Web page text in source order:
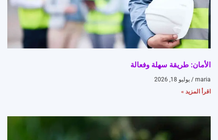
الأمان: طريقة سهلة وفعالة
maria
يوليو 18, 2026
اقرأ المزيد »